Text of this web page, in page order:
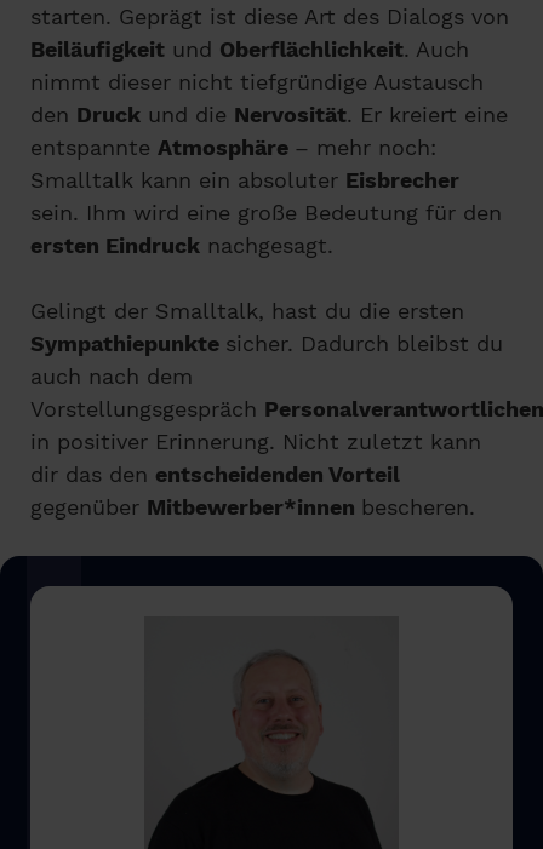
starten. Geprägt ist diese Art des Dialogs von
Beiläufigkeit und Oberflächlichkeit. Auch
nimmt dieser nicht tiefgründige Austausch
den Druck und die Nervosität. Er kreiert eine
entspannte Atmosphäre – mehr noch:
Smalltalk kann ein absoluter Eisbrecher
sein. Ihm wird eine große Bedeutung für den
ersten Eindruck nachgesagt.
Gelingt der Smalltalk, hast du die ersten
Sympathiepunkte sicher. Dadurch bleibst du
auch nach dem
Vorstellungsgespräch Personalverantwortlichen
in positiver Erinnerung. Nicht zuletzt kann
dir das den entscheidenden Vorteil
gegenüber Mitbewerber*innen bescheren.